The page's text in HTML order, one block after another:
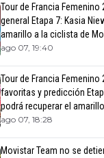
Tour de Francia
general Etapa 7: Kasia
amarillo a la ciclista de
ago 07, 19:40
Tour de Francia Femenino
favoritas y predicción
podrá recuperar el
ago 07, 18:28
Movistar Team no se